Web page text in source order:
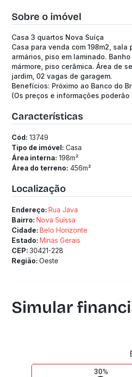
Sobre o imóvel
Casa 3 quartos Nova Suíça
Casa para venda com 198m2,
armários, piso em laminado.
mármore, piso cerâmica. Área de
jardim, 02 vagas de garagem.
Benefícios: Próximo ao Banco do
(Os preços e informações
Características
Cód: 13749
Tipo de imóvel: Casa
Área interna: 198m²
Área do terreno: 456m²
Localização
Endereço: Rua Java
Bairro: Nova Suíssa
Cidade: Belo Horizonte
Estado: Minas Gerais
CEP: 30421-228
Região: Oeste
Simular